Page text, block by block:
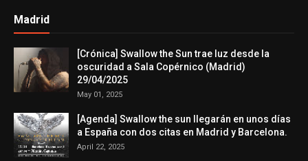
Madrid
[Crónica] Swallow the Sun trae luz desde la
oscuridad a Sala Copérnico (Madrid)
29/04/2025
May 01, 2025
[Agenda] Swallow the sun llegarán en unos días
a España con dos citas en Madrid y Barcelona.
April 22, 2025